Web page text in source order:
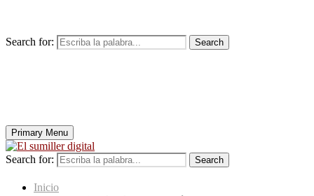
Search for: Search
Primary Menu
Search for: Search
Inicio